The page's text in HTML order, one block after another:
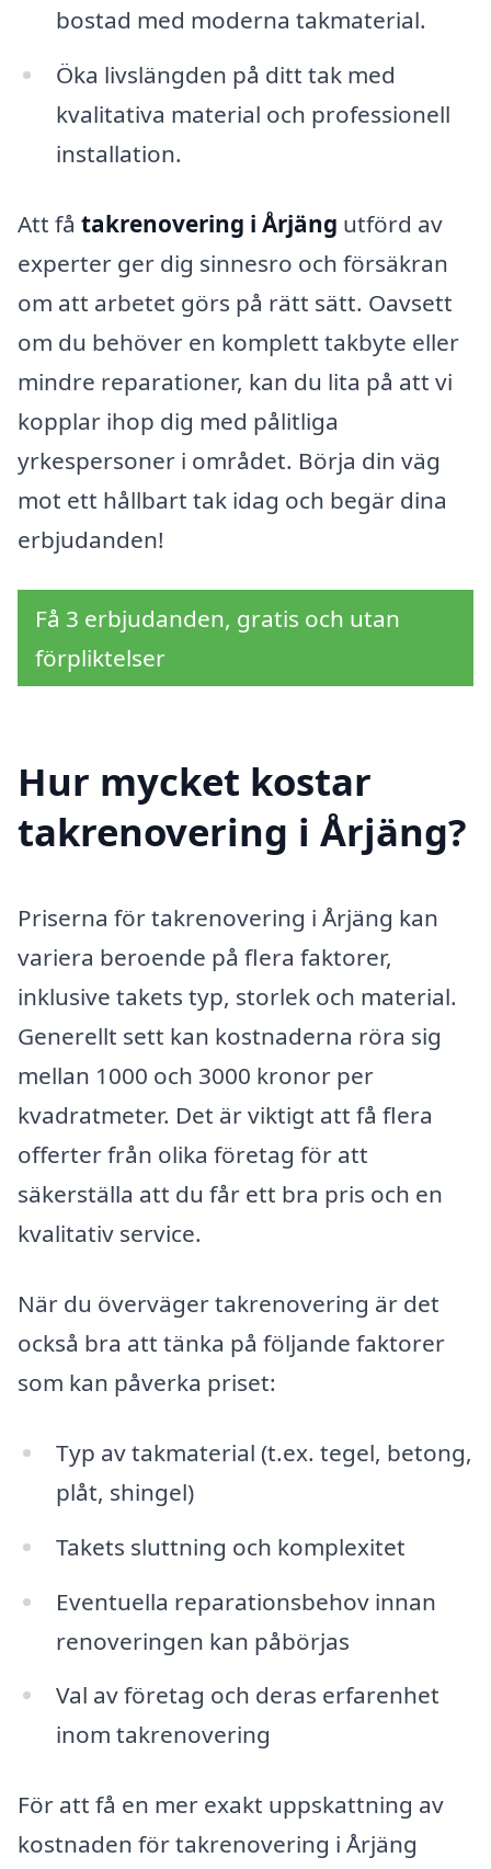
bostad med moderna takmaterial.
Öka livslängden på ditt tak med
kvalitativa material och professionell
installation.
Att få takrenovering i Årjäng utförd av
experter ger dig sinnesro och försäkran
om att arbetet görs på rätt sätt. Oavsett
om du behöver en komplett takbyte eller
mindre reparationer, kan du lita på att vi
kopplar ihop dig med pålitliga
yrkespersoner i området. Börja din väg
mot ett hållbart tak idag och begär dina
erbjudanden!
Få 3 erbjudanden, gratis och utan
förpliktelser
Hur mycket kostar
takrenovering i Årjäng?
Priserna för takrenovering i Årjäng kan
variera beroende på flera faktorer,
inklusive takets typ, storlek och material.
Generellt sett kan kostnaderna röra sig
mellan 1000 och 3000 kronor per
kvadratmeter. Det är viktigt att få flera
offerter från olika företag för att
säkerställa att du får ett bra pris och en
kvalitativ service.
När du överväger takrenovering är det
också bra att tänka på följande faktorer
som kan påverka priset:
Typ av takmaterial (t.ex. tegel, betong,
plåt, shingel)
Takets sluttning och komplexitet
Eventuella reparationsbehov innan
renoveringen kan påbörjas
Val av företag och deras erfarenhet
inom takrenovering
För att få en mer exakt uppskattning av
kostnaden för takrenovering i Årjäng